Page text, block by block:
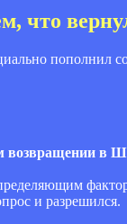
что
пополнил
возвращении в
и разрешился.